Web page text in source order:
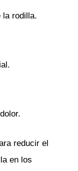
la rodilla.
reducir el
en los